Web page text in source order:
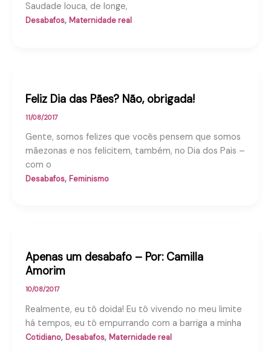
Saudade louca, de longe,
Desabafos, Maternidade real
Feliz Dia das Pães? Não, obrigada!
11/08/2017
Gente, somos felizes que vocês pensem que somos
mãezonas e nos felicitem, também, no Dia dos Pais –
com o
Desabafos, Feminismo
Apenas um desabafo – Por: Camilla
Amorim
10/08/2017
Realmente, eu tô doida! Eu tô vivendo no meu limite
há tempos, eu tô empurrando com a barriga a minha
Cotidiano, Desabafos, Maternidade real